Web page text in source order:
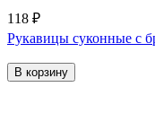
118 ₽
Рукавицы суконные с
В корзину